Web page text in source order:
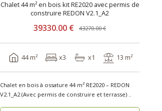
Chalet 44 m² en bois kit RE2020 avec permis de
construire REDON V2.1_A2
39330.00 € 43270.00 €
44 m² x3 x1 13 m²
Chalet en bois à ossature 44 m² RE2020 – REDON